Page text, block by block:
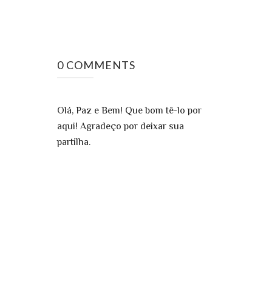
0 COMMENTS
Olá, Paz e Bem! Que bom tê-lo por
aqui! Agradeço por deixar sua
partilha.